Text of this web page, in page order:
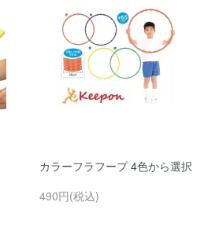
カラーフラフープ 4色から選択
490円(税込)